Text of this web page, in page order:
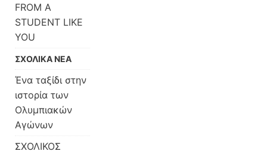
FROM A
STUDENT LIKE
YOU
ΣΧΟΛΙΚΑ ΝΕΑ
Ένα ταξίδι στην
ιστορία των
Ολυμπιακών
Αγώνων
ΣΧΟΛΙΚΟΣ